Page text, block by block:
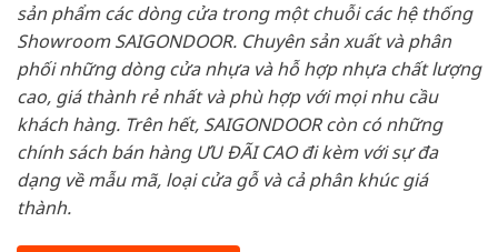
sản phẩm các dòng cửa trong một chuỗi các hệ thống
Showroom SAIGONDOOR. Chuyên sản xuất và phân
phối những dòng cửa nhựa và hỗ hợp nhựa chất lượng
cao, giá thành rẻ nhất và phù hợp với mọi nhu cầu
khách hàng. Trên hết, SAIGONDOOR còn có những
chính sách bán hàng ƯU ĐÃI CAO đi kèm với sự đa
dạng về mẫu mã, loại cửa gỗ và cả phân khúc giá
thành.